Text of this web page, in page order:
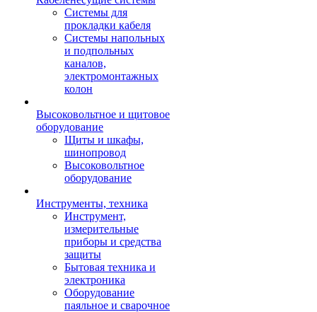
Системы для
прокладки кабеля
Системы напольных
и подпольных
каналов,
электромонтажных
колон
Высоковольтное и щитовое
оборудование
Щиты и шкафы,
шинопровод
Высоковольтное
оборудование
Инструменты, техника
Инструмент,
измерительные
приборы и средства
защиты
Бытовая техника и
электроника
Оборудование
паяльное и сварочное